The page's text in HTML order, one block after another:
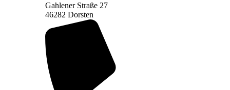
Gahlener Straße 27
46282 Dorsten